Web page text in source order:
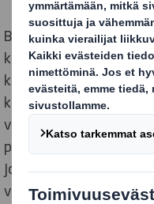
Biomuovin tuotanto on
kannalta. Biomuovin
kasvaessaan ilmasta
kasvihuoneilmiöön
valmistuksessa CO2-
prosessissa aina
Jokainen valmistettu
vähemmän hiilidioksidia